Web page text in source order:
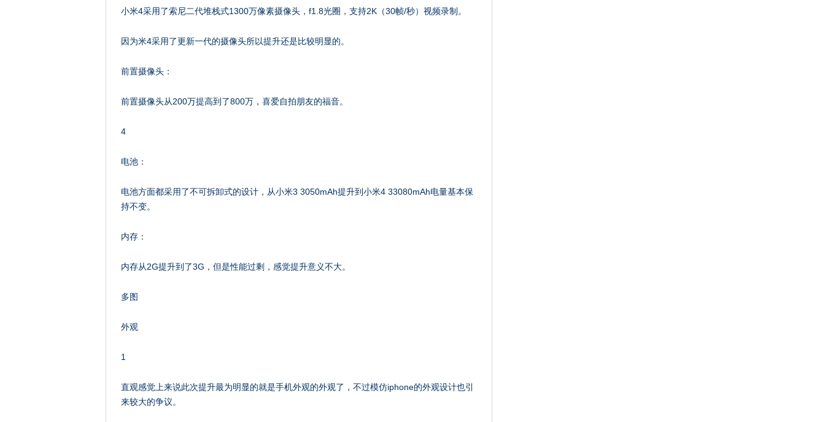
小米4采用了索尼二代堆栈式1300万像素摄像头，f1.8光圈，支持2K（30帧/秒）视频录制。
因为米4采用了更新一代的摄像头所以提升还是比较明显的。
前置摄像头：
前置摄像头从200万提高到了800万，喜爱自拍朋友的福音。
4
电池：
电池方面都采用了不可拆卸式的设计，从小米3 3050mAh提升到小米4 33080mAh电量基本保
持不变。
内存：
内存从2G提升到了3G，但是性能过剩，感觉提升意义不大。
多图
外观
1
直观感觉上来说此次提升最为明显的就是手机外观的外观了，不过模仿iphone的外观设计也引
来较大的争议。